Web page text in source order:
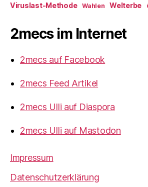
Viruslast-Methode Wahlen Welterbe
2mecs im Internet
2mecs auf Facebook
2mecs Feed Artikel
2mecs Ulli auf Diaspora
2mecs Ulli auf Mastodon
Impressum
Datenschutzerklärung